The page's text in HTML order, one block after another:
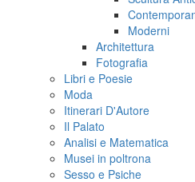
Moderni
Architettura
Fotografia
Libri e Poesie
Moda
Itinerari D'Autore
Il Palato
Analisi e Matematica
Musei in poltrona
Sesso e Psiche